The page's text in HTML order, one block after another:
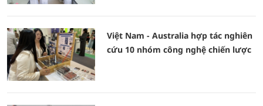
Việt Nam - Australia hợp tác nghiên
cứu 10 nhóm công nghệ chiến lược